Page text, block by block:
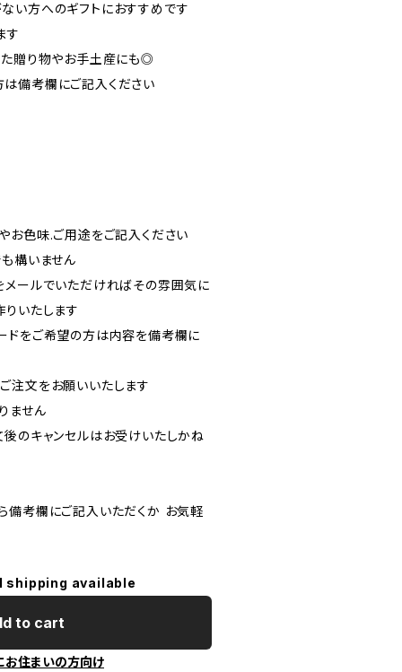
い方へのギフトにおすすめです
す
た贈り物やお手土産にも◎
備考欄にご記入ください
お色味.ご用途をご記入ください
構いません
ールでいただければその雰囲気に
りいたします
ドをご希望の方は内容を備考欄に
注文をお願いいたします
ません
のキャンセルはお受けいたしかね
備考欄にご記入いただくか お気軽
shipping available
to cart
お住まいの方向け